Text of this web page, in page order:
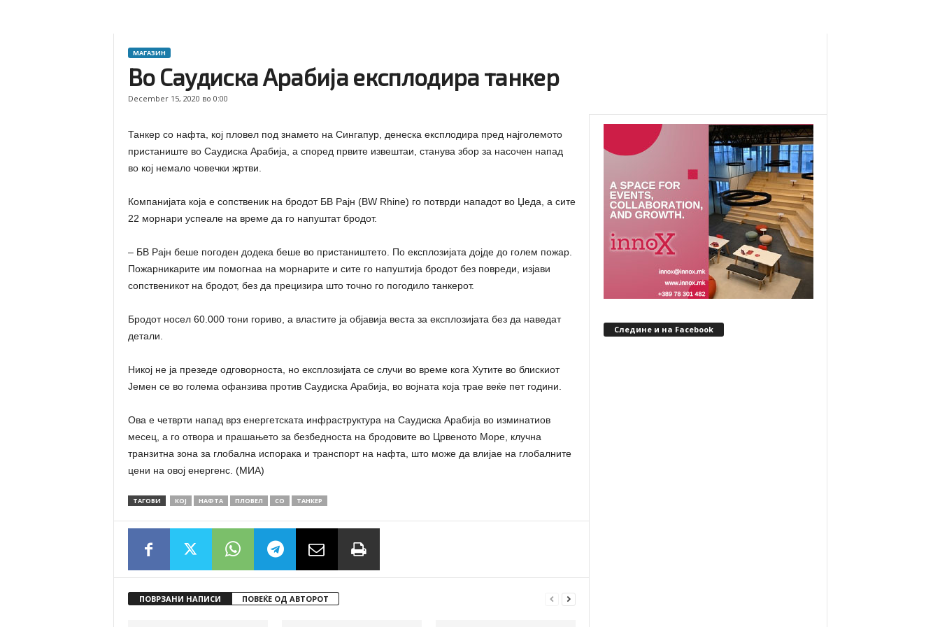
МАГАЗИН
Во Саудиска Арабија експлодира танкер
December 15, 2020 во 0:00
Танкер со нафта, кој пловел под знамето на Сингапур, денеска експлодира пред најголемото
пристаниште во Саудиска Арабија, а според првите извештаи, станува збор за насочен напад
во кој немало човечки жртви.
Компанијата која е сопственик на бродот БВ Рајн (BW Rhine) го потврди нападот во Џеда, а сите
22 морнари успеале на време да го напуштат бродот.
– БВ Рајн беше погоден додека беше во пристаништето. По експлозијата дојде до голем пожар.
Пожарникарите им помогнаа на морнарите и сите го напуштија бродот без повреди, изјави
сопственикот на бродот, без да прецизира што точно го погодило танкерот.
Бродот носел 60.000 тони гориво, а властите ја објавија веста за експлозијата без да наведат
детали.
Никој не ја презеде одговорноста, но експлозијата се случи во време кога Хутите во блискиот
Јемен се во голема офанзива против Саудиска Арабија, во војната која трае веќе пет години.
Ова е четврти напад врз енергетската инфраструктура на Саудиска Арабија во изминатиов
месец, а го отвора и прашањето за безбедноста на бродовите во Црвеното Море, клучна
транзитна зона за глобална испорака и транспорт на нафта, што може да влијае на глобалните
цени на овој енергенс. (МИА)
ТАГОВИ КОЈ НАФТА ПЛОВЕЛ СО ТАНКЕР
ПОВРЗАНИ НАПИСИ ПОВЕЌЕ ОД АВТОРОТ
Следине и на Facebook